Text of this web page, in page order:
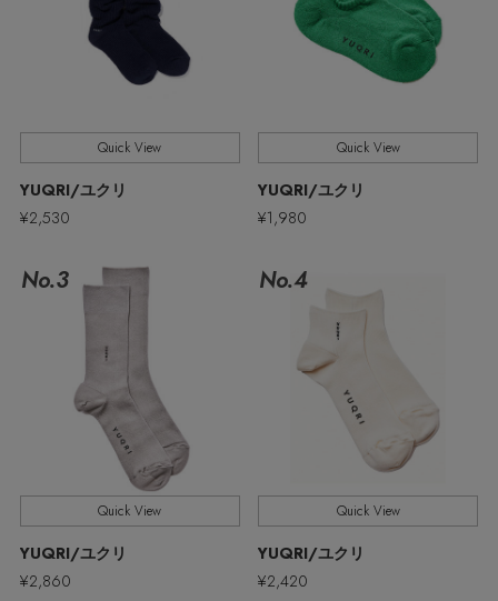
MEN'S スニーカー
MEN'S パンツ
CATEGORY
ウェア
すべてのウェア
シャツ
カットソー・Tシャツ
パンツ
ジャケット
ニット
シューズ
すべてのシューズ
サンダル
スニーカー
フラットシューズ
レインシューズ
バッグ・財布
ショルダーバッグ
トートバッグ
ハンドバッグ
すべてのファッション小物
ストール・マフラー・ケープ
アクセサリー
すべてのアクセサリー
ピアス・イヤリング
アンダーウェア
すべてのアンダーウェア
ショーツ
スポーツ
すべてのスポーツ
カスタマーサポート
お知らせ
よくあるご質問
Quick View
YUQRI/ユクリ
¥2,530
Quick View
YUQRI/ユクリ
¥1,980
No.3
Quick View
YUQRI/ユクリ
¥2,860
No.4
Quick View
YUQRI/ユクリ
¥2,420